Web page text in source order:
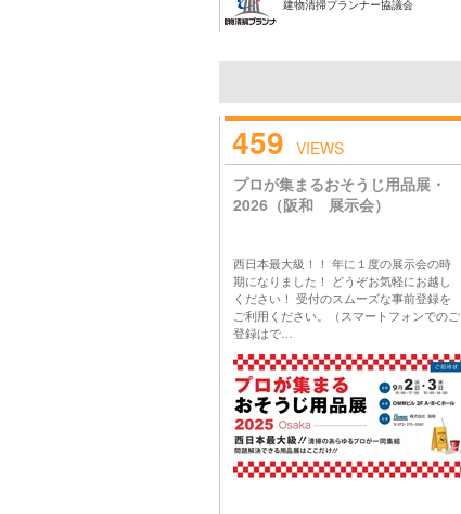
建物清掃プランナー協議会
459 VIEWS
プロが集まるおそうじ用品展・
2026（阪和 展示会）
西日本最大級！！ 年に１度の展示会の時
期になりました！ どうぞお気軽にお越し
ください！ 受付のスムーズな事前登録を
ご利用ください。（スマートフォンでのご
登録はで…